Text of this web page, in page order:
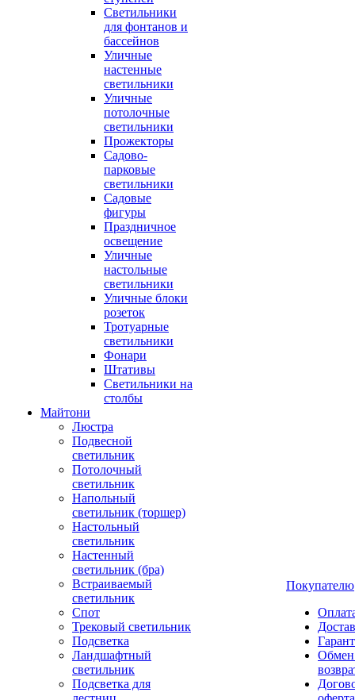
Светильники
для фонтанов и
бассейнов
Уличные
настенные
светильники
Уличные
потолочные
светильники
Прожекторы
Садово-
парковые
светильники
Садовые
фигуры
Праздничное
освещение
Уличные
настольные
светильники
Уличные блоки
розеток
Тротуарные
светильники
Фонари
Штативы
Светильники на
столбы
Майтони
Люстра
Подвесной
светильник
Потолочный
светильник
Напольный
светильник (торшер)
Настольный
светильник
Настенный
светильник (бра)
Встраиваемый
светильник
Спот
Трековый светильник
Подсветка
Ландшафтный
светильник
Подсветка для
Покупателю